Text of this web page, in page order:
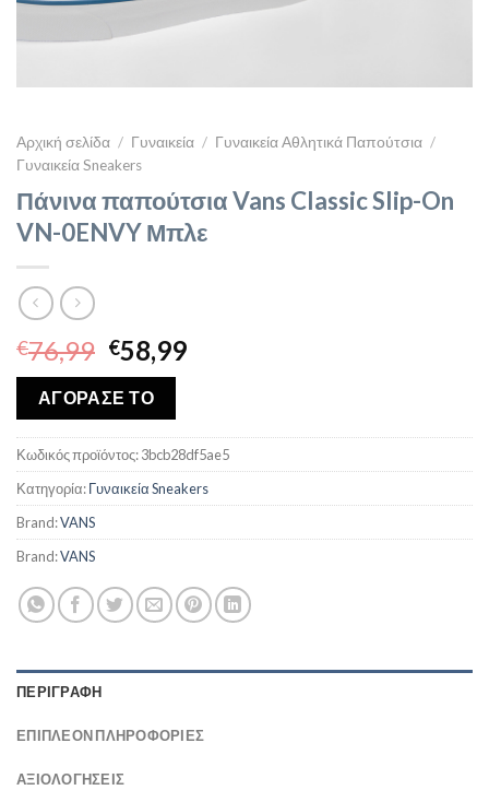
Αρχική σελίδα / Γυναικεία / Γυναικεία Αθλητικά Παπούτσια /
Γυναικεία Sneakers
Πάνινα παπούτσια Vans Classic Slip-On
VN-0ENVY Μπλε
€76,99 Original
price
was:
€76,99.
€58,99Η
€58,99.
ΑΓΟΡΑΣΕ ΤΟ
Κωδικός προϊόντος:3bcb28df5ae5
Κατηγορία:Γυναικεία Sneakers
Brand:VANS
Brand:VANS
ΠΕΡΙΓΡΑΦΉ
ΕΠΙΠΛΈΟΝ ΠΛΗΡΟΦΟΡΊΕΣ
ΑΞΙΟΛΟΓΗΣΕΙΣ